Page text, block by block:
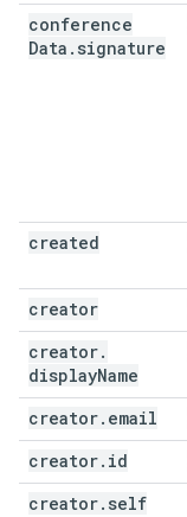
conference
Data . signature
created
creator
creator.
displayName
creator. email
creator. id
creator. self